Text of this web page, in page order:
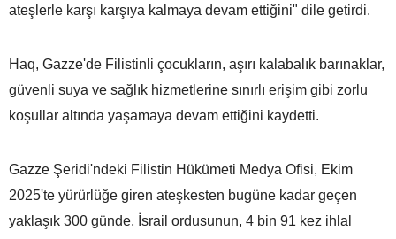
ateşlerle karşı karşıya kalmaya devam ettiğini" dile getirdi.
Haq, Gazze'de Filistinli çocukların, aşırı kalabalık barınaklar,
güvenli suya ve sağlık hizmetlerine sınırlı erişim gibi zorlu
koşullar altında yaşamaya devam ettiğini kaydetti.
Gazze Şeridi'ndeki Filistin Hükümeti Medya Ofisi, Ekim
2025'te yürürlüğe giren ateşkesten bugüne kadar geçen
yaklaşık 300 günde, İsrail ordusunun, 4 bin 91 kez ihlal